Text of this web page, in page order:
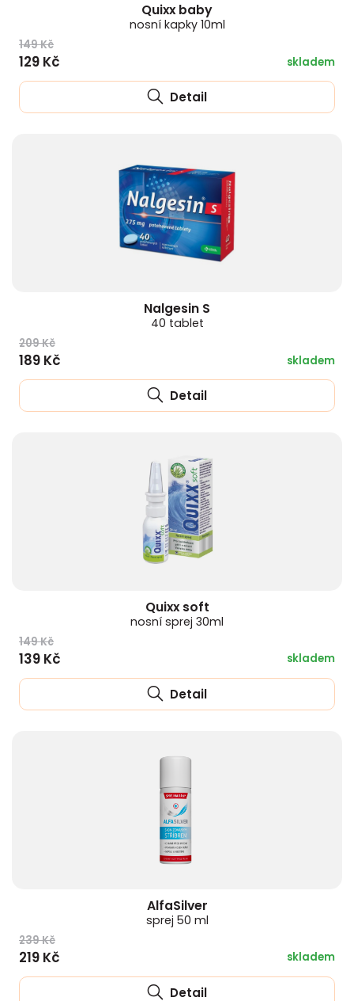
Quixx baby
nosní kapky 10ml
149 Kč
129 Kč skladem
Detail
Nalgesin S
40 tablet
209 Kč
189 Kč skladem
Detail
Quixx soft
nosní sprej 30ml
149 Kč
139 Kč skladem
Detail
AlfaSilver
sprej 50 ml
239 Kč
219 Kč skladem
Detail